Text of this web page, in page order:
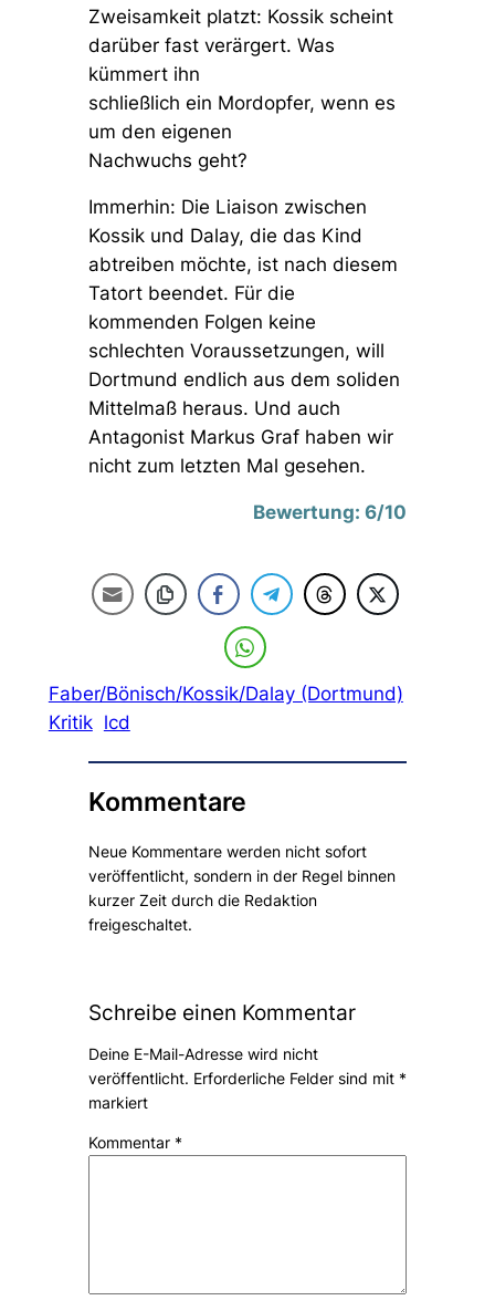
Zweisamkeit platzt: Kossik scheint
darüber fast verärgert. Was
kümmert ihn
schließlich ein Mordopfer, wenn es
um den eigenen
Nachwuchs geht?
Immerhin: Die Liaison zwischen
Kossik und Dalay, die das Kind
abtreiben möchte, ist nach diesem
Tatort beendet. Für die
kommenden Folgen keine
schlechten Voraussetzungen, will
Dortmund endlich aus dem soliden
Mittelmaß heraus. Und auch
Antagonist Markus Graf haben wir
nicht zum letzten Mal gesehen.
Bewertung: 6/10
Faber/Bönisch/Kossik/Dalay (Dortmund)
Kritik lcd
Kommentare
Neue Kommentare werden nicht sofort
veröffentlicht, sondern in der Regel binnen
kurzer Zeit durch die Redaktion
freigeschaltet.
Schreibe einen Kommentar
Deine E-Mail-Adresse wird nicht
veröffentlicht. Erforderliche Felder sind mit *
markiert
Kommentar *